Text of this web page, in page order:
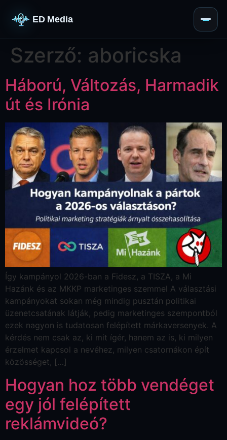
ED Media
Szerző: aboricska
Háború, Változás, Harmadik
út és Irónia
Így kampányol 2026-ban a Fidesz, a TISZA, a Mi
Hazánk és az MKKP marketinges szemmel A választási
kampányokat sokan még mindig pusztán politikai
üzenetcsatának látják, pedig marketinges szempontból
ezek nagyon is tudatosan felépített márkaversenyek. A
kérdés nem csak az, ki mit ígér, hanem az is, ki milyen
érzelmet kapcsol a nevéhez, milyen csatornákon épít
közösséget, […]
Hogyan hoz több vendéget
egy jól felépített
reklámvideó?